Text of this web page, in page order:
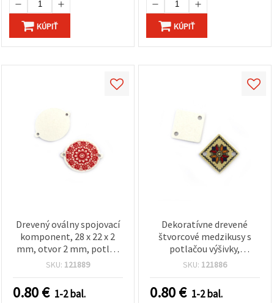
KÚPIŤ KÚPIŤ
Drevený oválny spojovací
komponent, 28 x 22 x 2
mm, otvor 2 mm, potlač
EMBROIDERY - 10 ks
SKU: 121889
0.80€ 1-2 bal.
Dekoratívne drevené
štvorcové medzikusy s
potlačou výšivky,
26×26×1,8 mm, otvor 2
autentických kusov na
tvorbu šperkov a
SKU: 121886
0.80€ 1-2 bal.